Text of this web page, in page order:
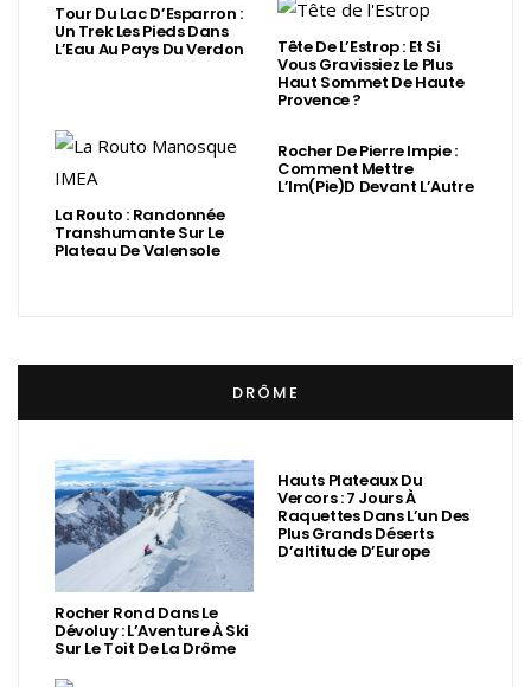
Tour Du Lac D’Esparron :
Un Trek Les Pieds Dans
L’Eau Au Pays Du Verdon Tête De L’Estrop : Et Si
Vous Gravissiez Le Plus
Haut Sommet De Haute
Provence ?
La Routo : Randonnée
Transhumante Sur Le
Plateau De Valensole
Rocher De Pierre Impie :
Comment Mettre
L’Im(Pie)d Devant L’Autre
DRÔME
Rocher Rond Dans Le
Dévoluy : L’Aventure À Ski
Sur Le Toit De La Drôme
Hauts Plateaux Du
Vercors : 7 Jours À
Raquettes Dans L’un Des
Plus Grands Déserts
D’altitude D’Europe